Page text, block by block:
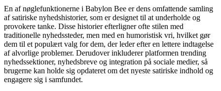
En af nøglefunktionerne i Babylon Bee er dens omfattende samling
af satiriske nyhedshistorier, som er designet til at underholde og
provokere tanke. Disse historier efterligner ofte stilen med
traditionelle nyhedssteder, men med en humoristisk vri, hvilket gør
dem til et populært valg for dem, der leder efter en lettere indtagelse
af alvorlige problemer. Derudover inkluderer platformen trending
nyhedssektioner, nyhedsbreve og integration på sociale medier, så
brugerne kan holde sig opdateret om det nyeste satiriske indhold og
engagere sig i samfundet.